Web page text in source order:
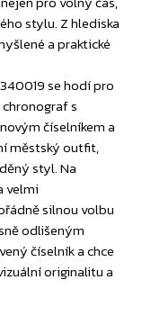
stylu. Z hlediska
a praktické
se hodí pro
s
číselníkem a
městský outfit,
styl. Na
velmi
silnou volbu
odlišeným
číselník a chce
originalitu a